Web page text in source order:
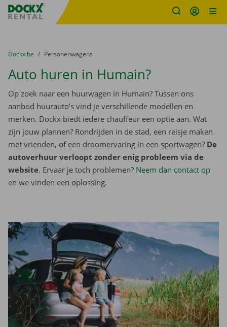
Fratello DEMO
U bevindt zich hier:
van
Dockx.be naar
Personenwagens
Auto huren in Humain?
Op zoek naar een huurwagen in Humain? Tussen ons
aanbod huurauto’s vind je verschillende modellen en
merken. Dockx biedt iedere chauffeur een optie aan. Wat
zijn jouw plannen? Rondrijden in de stad, een reisje maken
met vrienden, of een droomervaring in een sportwagen? De
autoverhuur verloopt zonder enig probleem via de
website. Ervaar je toch problemen? Neem dan contact op
en we vinden een oplossing.